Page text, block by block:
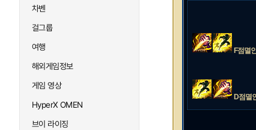
차벤
걸그룹
여행
해외게임정보
게임 영상
HyperX OMEN
브이 라이징
F점멸
D점멸